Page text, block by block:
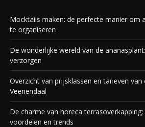
Mocktails maken: de perfecte manier om
te organiseren
De wonderlijke wereld van de
verzorgen
Overzicht van prijsklassen en tarieven van
Veenendaal
De charme van horeca
voordelen en trends